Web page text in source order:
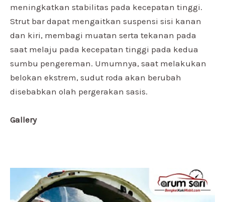
meningkatkan stabilitas pada kecepatan tinggi.
Strut bar dapat mengaitkan suspensi sisi kanan
dan kiri, membagi muatan serta tekanan pada
saat melaju pada kecepatan tinggi pada kedua
sumbu pengereman. Umumnya, saat melakukan
belokan ekstrem, sudut roda akan berubah
disebabkan olah pergerakan sasis.
Gallery